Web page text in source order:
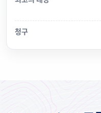
청구